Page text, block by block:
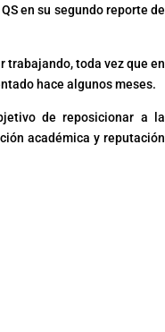
en su segundo reporte de
trabajando, toda vez que en
hace algunos meses.
de reposicionar a la
académica y reputación